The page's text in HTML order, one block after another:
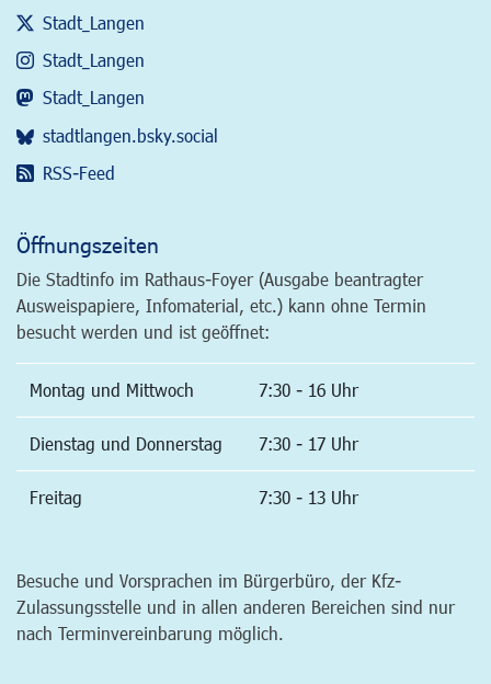
Stadt_Langen
Stadt_Langen
Stadt_Langen
stadtlangen.bsky.social
RSS-Feed
Öffnungszeiten
Die Stadtinfo im Rathaus-Foyer (Ausgabe beantragter
Ausweispapiere, Infomaterial, etc.) kann ohne Termin
besucht werden und ist geöffnet:
Montag und Mittwoch 7:30 - 16 Uhr
Dienstag und Donnerstag 7:30 - 17 Uhr
Freitag 7:30 - 13 Uhr
Besuche und Vorsprachen im Bürgerbüro, der Kfz-
Zulassungsstelle und in allen anderen Bereichen sind nur
nach Terminvereinbarung möglich.